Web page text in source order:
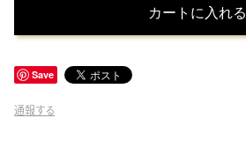
カートに入れる
Save
通報する